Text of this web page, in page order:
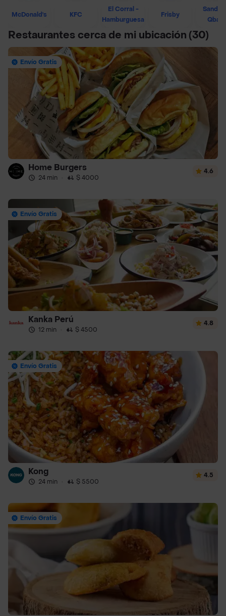
McDonald's KFC
El Corral -
Hamburguesa
Frisby
Restaurantes cerca de mi ubicación (30)
Envío Gratis
Home Burgers
24 min · $ 4000
4.6
Envío Gratis
Kanka Perú
12 min · $ 4500
4.8
Envío Gratis
Kong
24 min · $ 5500
4.5
Envío Gratis